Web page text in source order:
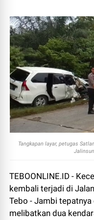
Tangkapan layar, petugas
TEBOONLINE.ID -
kembali terjadi di
Tebo - Jambi
melibatkan dua